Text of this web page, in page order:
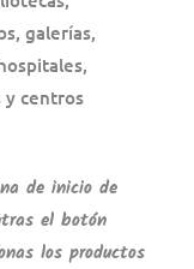
galerías,
y centros
de inicio de
el botón
los productos